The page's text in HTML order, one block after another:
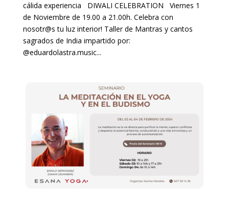
cálida experiencia DIWALI CELEBRATION Viernes 1
de Noviembre de 19.00 a 21.00h. Celebra con
nosotr@s tu luz interior! Taller de Mantras y cantos
sagrados de India impartido por:
@eduardolastra.music...